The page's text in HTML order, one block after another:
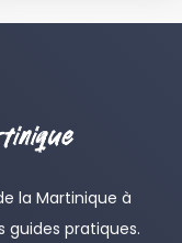
la Martinique à
guides pratiques.